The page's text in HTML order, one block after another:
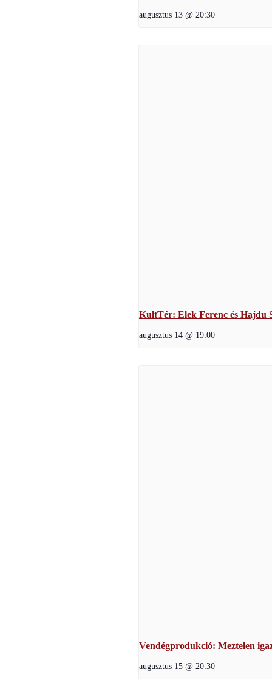
augusztus 13 @ 20:30
KultTér: Elek Ferenc és Hajdu
augusztus 14 @ 19:00
Vendégprodukció: Meztelen
augusztus 15 @ 20:30